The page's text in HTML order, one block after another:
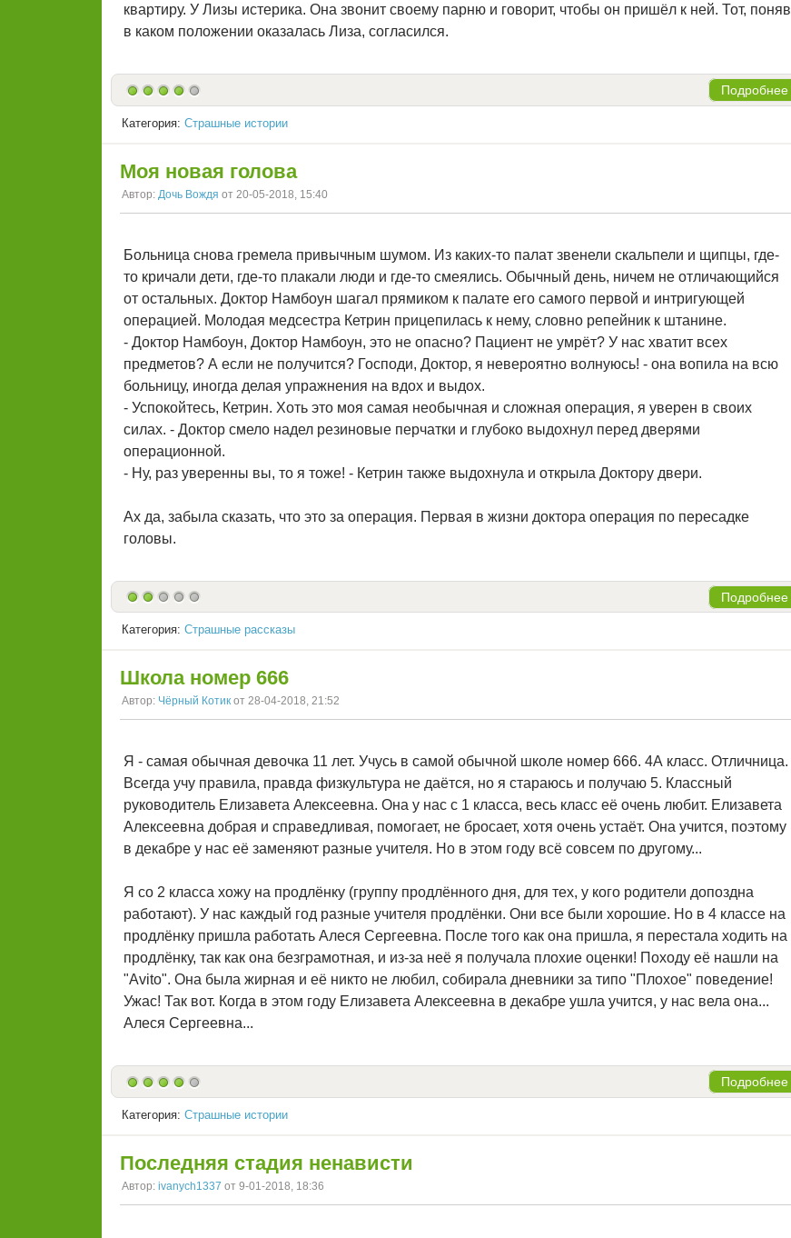
квартиру. У Лизы истерика. Она звонит своему парню и говорит, чтобы он пришёл к ней. Тот, поняв
в каком положении оказалась Лиза, согласился.
Подробнее
Категория: Страшные истории
Моя новая голова
Автор: Дочь Вождя от 20-05-2018, 15:40
Больница снова гремела привычным шумом. Из каких-то палат звенели скальпели и щипцы, где-
то кричали дети, где-то плакали люди и где-то смеялись. Обычный день, ничем не отличающийся
от остальных. Доктор Намбоун шагал прямиком к палате его самого первой и интригующей
операцией. Молодая медсестра Кетрин прицепилась к нему, словно репейник к штанине.
- Доктор Намбоун, Доктор Намбоун, это не опасно? Пациент не умрёт? У нас хватит всех
предметов? А если не получится? Господи, Доктор, я невероятно волнуюсь! - она вопила на всю
больницу, иногда делая упражнения на вдох и выдох.
- Успокойтесь, Кетрин. Хоть это моя самая необычная и сложная операция, я уверен в своих
силах. - Доктор смело надел резиновые перчатки и глубоко выдохнул перед дверями
операционной.
- Ну, раз уверенны вы, то я тоже! - Кетрин также выдохнула и открыла Доктору двери.
Ах да, забыла сказать, что это за операция. Первая в жизни доктора операция по пересадке
головы.
Подробнее
Категория: Страшные рассказы
Школа номер 666
Автор: Чёрный Котик от 28-04-2018, 21:52
Я - самая обычная девочка 11 лет. Учусь в самой обычной школе номер 666. 4А класс. Отличница.
Всегда учу правила, правда физкультура не даётся, но я стараюсь и получаю 5. Классный
руководитель Елизавета Алексеевна. Она у нас с 1 класса, весь класс её очень любит. Елизавета
Алексеевна добрая и справедливая, помогает, не бросает, хотя очень устаёт. Она учится, поэтому
в декабре у нас её заменяют разные учителя. Но в этом году всё совсем по другому...
Я со 2 класса хожу на продлёнку (группу продлённого дня, для тех, у кого родители допоздна
работают). У нас каждый год разные учителя продлёнки. Они все были хорошие. Но в 4 классе на
продлёнку пришла работать Алеся Сергеевна. После того как она пришла, я перестала ходить на
продлёнку, так как она безграмотная, и из-за неё я получала плохие оценки! Походу её нашли на
"Avito". Она была жирная и её никто не любил, собирала дневники за типо "Плохое" поведение!
Ужас! Так вот. Когда в этом году Елизавета Алексеевна в декабре ушла учится, у нас вела она...
Алеся Сергеевна...
Подробнее
Категория: Страшные истории
Последняя стадия ненависти
Автор: ivanych1337 от 9-01-2018, 18:36